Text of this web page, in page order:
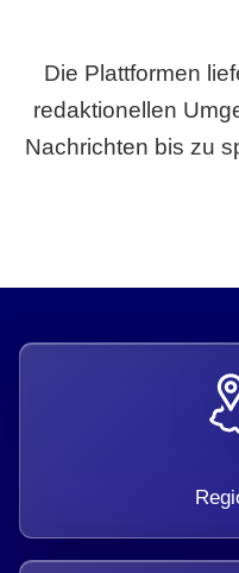
Die Plattformen
redaktionellen
Nachrichten bis zu